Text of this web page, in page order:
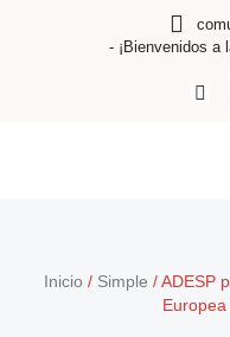
- ¡Bienvenidos a
Inicio / Simple / ADESP